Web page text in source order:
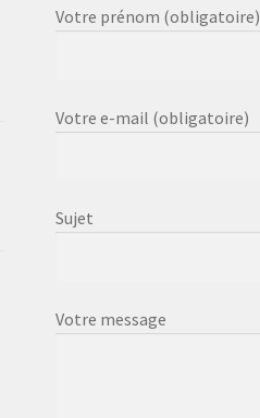
Votre prénom (obligatoire)
Votre e-mail (obligatoire)
Sujet
Votre message